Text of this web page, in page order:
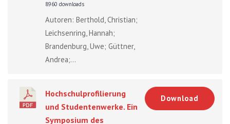
8960 downloads
Autoren: Berthold, Christian;
Leichsenring, Hannah;
Brandenburg, Uwe; Güttner,
Andrea;...
Hochschulprofilierung
und Studentenwerke. Ein
Symposium des
Download